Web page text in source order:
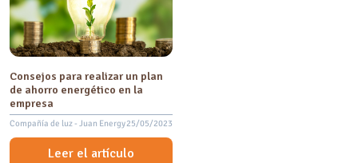
Consejos para realizar un plan
de ahorro energético en la
empresa
Compañía de luz - Juan Energy25/05/2023
Leer el artículo